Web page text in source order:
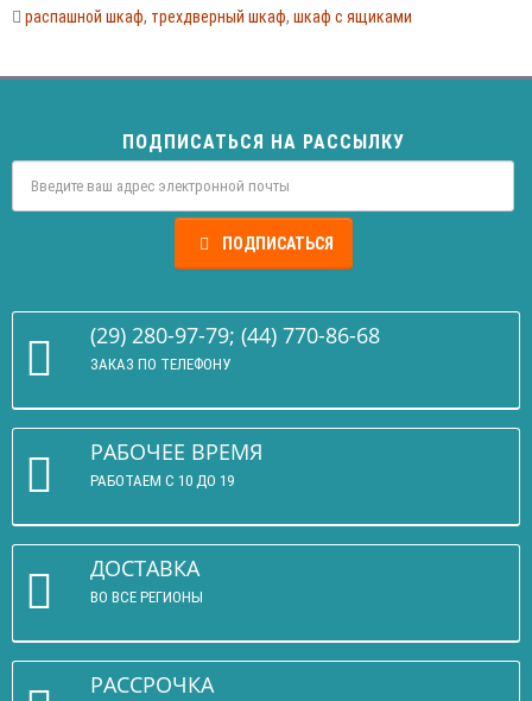
распашной шкаф, трехдверный шкаф, шкаф с ящиками
ПОДПИСАТЬСЯ НА РАССЫЛКУ
ПОДПИСАТЬСЯ
(29) 280-97-79; (44) 770-86-68
ЗАКАЗ ПО ТЕЛЕФОНУ
РАБОЧЕЕ ВРЕМЯ
РАБОТАЕМ С 10 ДО 19
ДОСТАВКА
ВО ВСЕ РЕГИОНЫ
РАССРОЧКА